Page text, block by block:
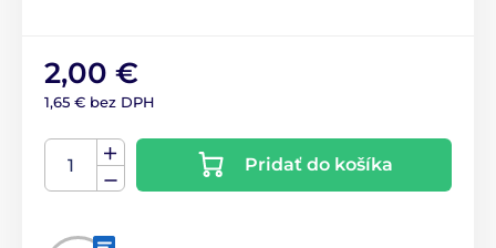
2,00 €
1,65 € bez DPH
Pridať do košíka